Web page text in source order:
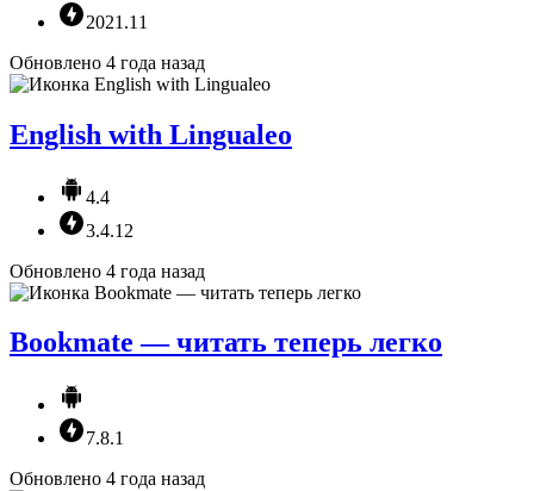
2021.11
Обновлено 4 года назад
English with Lingualeo
4.4
3.4.12
Обновлено 4 года назад
Bookmate — читать теперь легко
7.8.1
Обновлено 4 года назад